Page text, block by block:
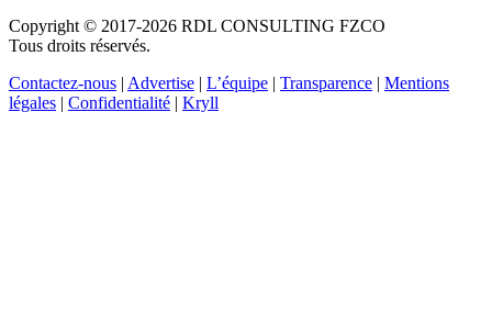
Copyright © 2017-2026 RDL CONSULTING FZCO
Tous droits réservés.
Contactez-nous | Advertise | L’équipe | Transparence | Mentions
légales | Confidentialité | Kryll